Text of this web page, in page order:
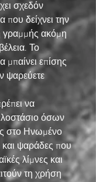
σχεδόν
που δείχνει την
γραμμής ακόμη
Το
μπαίνει επίσης
ψαρεύετε
να
όσων
στο Ηνωμένο
ψαράδες που
λίμνες και
τη χρήση